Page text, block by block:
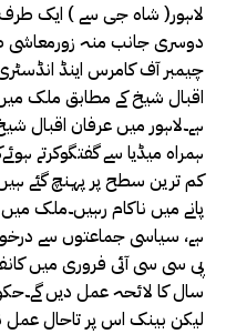
لاہور( شاہ جی سے ) ایک
دوسری جانب منہ زورمعاشی
چیمبر آف کامرس اینڈ
ہے۔لاہور میں عرفان اقبال
ہمراہ میڈیا سے گفتگوکرتے
کم ترین سطح پر پہنچ گئے
ہے، سیاسی جماعتوں سے
سال کا لائحہ عمل دیں
لیکن بینک اس پر تاحال عمل